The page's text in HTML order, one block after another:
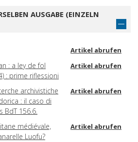
AUSGABE (EINZELN
Artikel abrufen
: a ley de fol
: prime riflessioni
Artikel abrufen
archivistiche
: il caso di
BdT 156.6.
Artikel abrufen
médiévale,
Luofu?
Artikel abrufen